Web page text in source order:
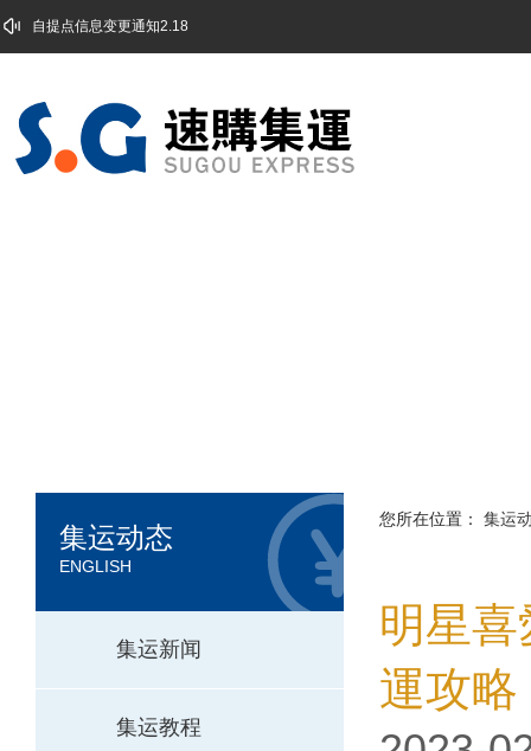
自提点信息变更通知2.18
集运动态
ENGLISH
集运新闻
集运教程
您所在位置： 集运
明星
運攻略